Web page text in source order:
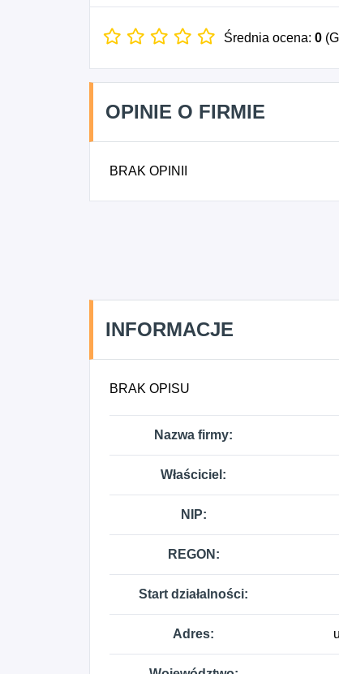
zakresie rezerwacji oraz działalności z
Średnia ocena: 0
OPINIE O FIRMIE
BRAK OPINII
INFORMACJE
BRAK OPISU
Nazwa firmy:
Właściciel:
NIP:
REGON:
Start działalności:
Adres: